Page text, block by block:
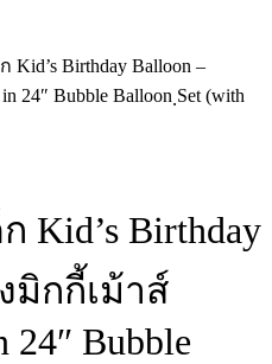
Kid’s Birthday Balloon –
24″ Bubble Balloon ฺSet (with
Kid’s Birthday
มิกกี้เม้าส์
24″ Bubble